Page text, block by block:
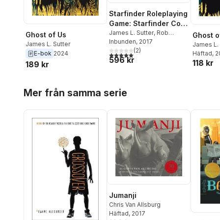
Ghost of Us
James L. Sutter
E-bok 2024
189 kr
Starfinder Roleplaying
Game: Starfinder Core
Rulebook
James L. Sutter, Rob
McCreary,Owen K. C.
Stephens,Jason Keeley
Amanda Hamon-Kunz
Inbunden, 2017
5,0utav 5 stjärnor. Totalt antal röster:
(2)
596 kr
Ghost
James
Häftad,
118 kr
Mer från samma serie
Jumanji
Chris Van Allsburg
Häftad, 2017